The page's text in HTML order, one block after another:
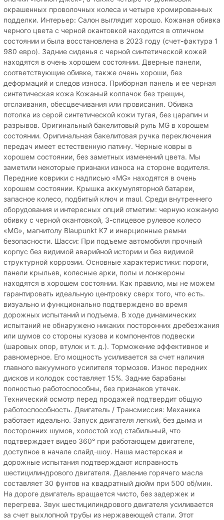
окрашенных проволочных колеса и четыре хромированных
подделки. Интерьер: Салон выглядит хорошо. Кожаная обивка
черного цвета с черной окантовкой находится в отличном
состоянии и была восстановлена в 2023 году (счет-фактура 1
980 евро). Задние сиденья с черной синтетической кожей
находятся в очень хорошем состоянии. Дверные панели,
соответствующие обивке, также очень хороши, без
деформаций и следов износа. Приборная панель и ее черная
синтетическая кожа Кожаный колпачок без трещин,
отслаивания, обесцвечивания или провисания. Обивка
потолка из серой синтетической кожи тугая, без царапин и
разрывов. Оригинальный бакелитовый руль MG в хорошем
состоянии. Оригинальная бакелитовая ручка переключения
передач имеет естественную патину. Черные ковры в
хорошем состоянии, без заметных изменений цвета. Мы
заметили некоторые признаки износа на стороне водителя.
Передние коврики с надписью «MG» находятся в очень
хорошем состоянии. Крышка аккумуляторной батареи,
запасное колесо, подбитый ключ и maul. Среди внутреннего
оборудования и интересных опций отметим: черную кожаную
обивку с черной окантовкой, 3-спицевое рулевое колесо
«MG», магнитолу Blaupunkt K7 и инерционные ремни
безопасности. Шасси: При подъеме автомобиля прочный
корпус без видимой аварийной истории и без видимой
структурной коррозии. Основные характеристики: пороги,
панели крыльев, колесные арки, полы и лонжероны
находятся в хорошем состоянии. Как правило, мы не можем
гарантировать идеальную центровку сверх того, что есть.
визуально и функционально подтверждено во время
дорожных испытаний и подъема. В ходе динамических
испытаний не обнаружено никаких посторонних дребезжания
или шумов со стороны кузова и компонентов подвески
(шаровых опор, втулок и т. д.). Торможение эффективное и
равномерное. Его мощность усиливается за счет наличия
главного вакуумного усилителя тормозов. Износ передних
дисков и колодок составляет 15%. Задние барабаны
полностью работоспособны, без признаков утечек.
Технический осмотр перед продажей подтвердит общую
работоспособность. Двигатель / Трансмиссия: Механика
работает идеально. Запуск двигателя легкий, без дыма и
посторонних шумов, холостой ход стабильный, что
подтверждает видео 360° при работающем двигателе,
доступное в начале слайд-шоу. Наша мастерская и
дорожные испытания подтверждают исправность
шестицилиндрового двигателя. Давление горячего масла
составляет 30 фунтов на квадратный дюйм при 500 об/мин.
На дороге двигатель вращается чисто, без задержек и
перегрева. Звук шестицилиндрового двигателя усиливается
за счет выхлопной трубы из нержавеющей стали. Этот